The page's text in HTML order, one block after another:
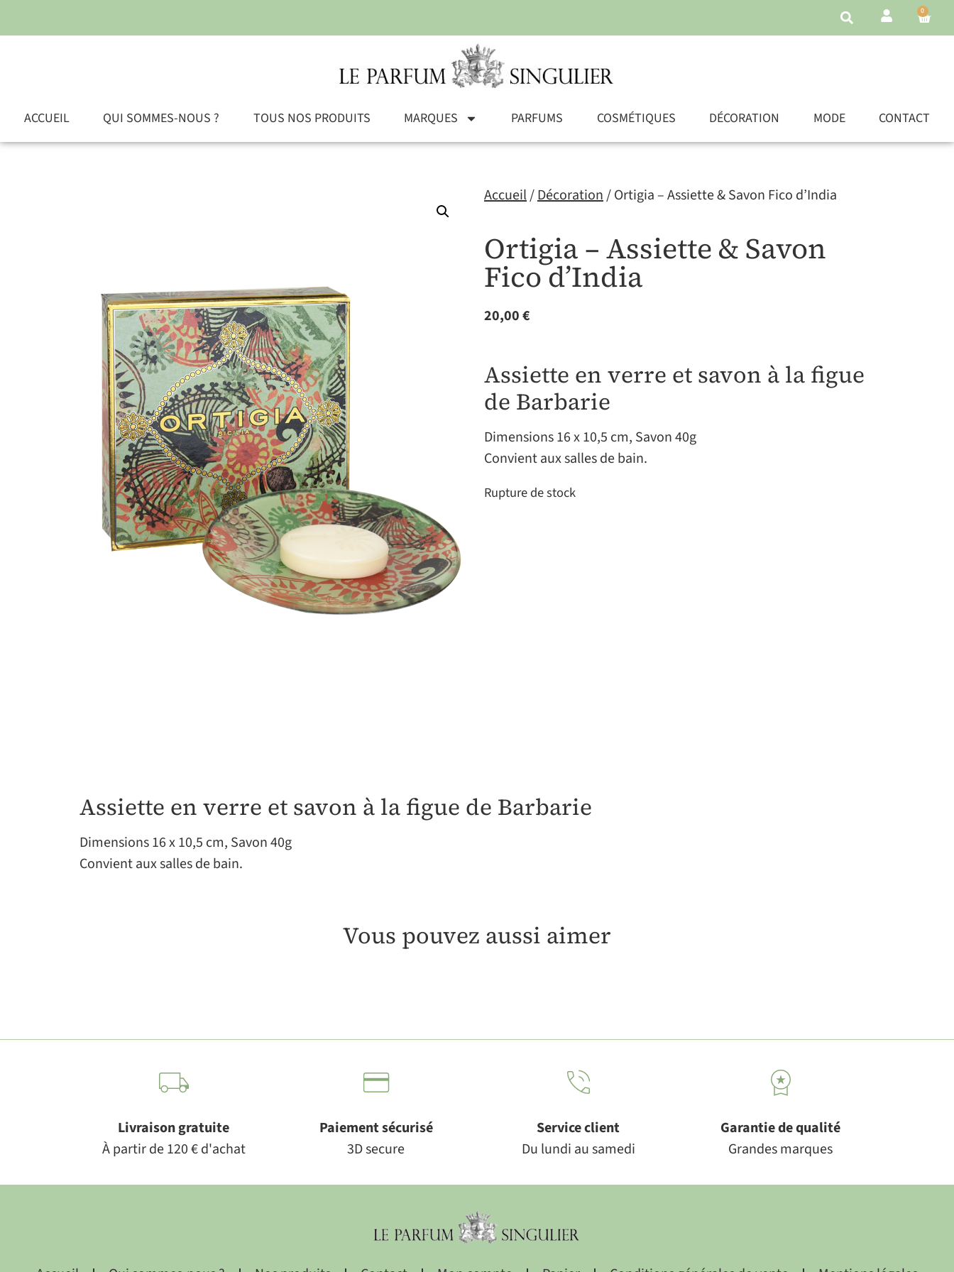
0
ACCUEIL QUI SOMMES-NOUS ? TOUS NOS PRODUITS MARQUES PARFUMS COSMÉTIQUES DÉCORATION MODE CONTACT
Accueil/Décoration/ Ortigia – Assiette & Savon Fico d’India
Ortigia – Assiette & Savon
Fico d’India
20,00€
Assiette en verre et savon à la figue
de Barbarie
Dimensions 16 x 10,5 cm, Savon 40g
Convient aux salles de bain.
Rupture de stock
Assiette en verre et savon à la figue de Barbarie
Dimensions 16 x 10,5 cm, Savon 40g
Convient aux salles de bain.
Vous pouvez aussi aimer
Livraison gratuite
À partir de 120 € d'achat
Paiement sécurisé
3D secure
Service client
Du lundi au samedi
Garantie de qualité
Grandes marques